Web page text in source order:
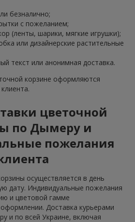
безналично;
с пожеланием;
(ленты, шарики, мягкие игрушки);
или дизайнерские растительные
текст или анонимная доставка.
корзине оформляются
цветочной
по Дымеру и
пожелания
осуществляется в день
дату. Индивидуальные пожелания
и цветовой гамме
Доставка курьерами
и по всей Украине, включая